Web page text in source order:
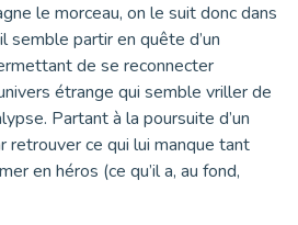
le morceau, on le suit donc dans
semble partir en quête d’un
de se reconnecter
étrange qui semble vriller de
Partant à la poursuite d’un
retrouver ce qui lui manque tant
en héros (ce qu’il a, au fond,